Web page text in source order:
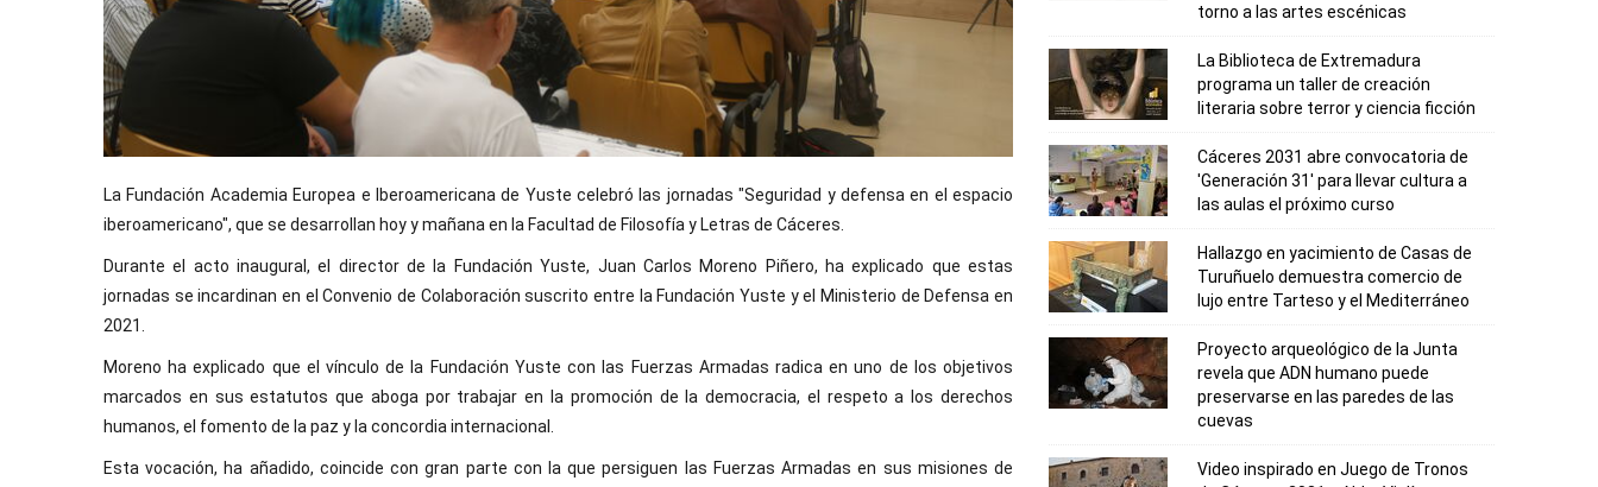
La Fundación Academia Europea e Iberoamericana de Yuste celebró las jornadas "Seguridad y defensa en el espacio
iberoamericano", que se desarrollan hoy y mañana en la Facultad de Filosofía y Letras de Cáceres.
Durante el acto inaugural, el director de la Fundación Yuste, Juan Carlos Moreno Piñero, ha explicado que estas
jornadas se incardinan en el Convenio de Colaboración suscrito entre la Fundación Yuste y el Ministerio de Defensa en
2021.
Moreno ha explicado que el vínculo de la Fundación Yuste con las Fuerzas Armadas radica en uno de los objetivos
marcados en sus estatutos que aboga por trabajar en la promoción de la democracia, el respeto a los derechos
humanos, el fomento de la paz y la concordia internacional.
Esta vocación, ha añadido, coincide con gran parte con la que persiguen las Fuerzas Armadas en sus misiones de
torno a las artes escénicas
La Biblioteca de Extremadura
programa un taller de creación
literaria sobre terror y ciencia ficción
Cáceres 2031 abre convocatoria de
'Generación 31' para llevar cultura a
las aulas el próximo curso
Hallazgo en yacimiento de Casas de
Turuñuelo demuestra comercio de
lujo entre Tarteso y el Mediterráneo
Proyecto arqueológico de la Junta
revela que ADN humano puede
preservarse en las paredes de las
cuevas
Video inspirado en Juego de Tronos